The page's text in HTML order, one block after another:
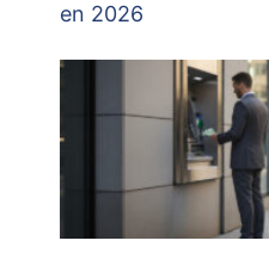
en 2026